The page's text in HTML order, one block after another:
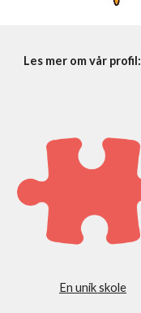
Les mer om vår profil:
En unik skole